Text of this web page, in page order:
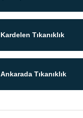
Kardelen Tıkanıklık
Ankarada Tıkanıklık